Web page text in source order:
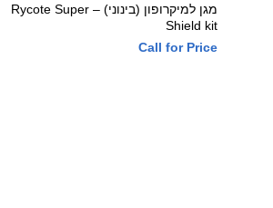
מגן למיקרופון (בינוני) – Rycote Super
Shield kit
Call for Price